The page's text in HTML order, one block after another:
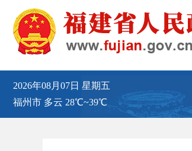
2026年08月07日 星期五
福州市 多云 28℃~39℃